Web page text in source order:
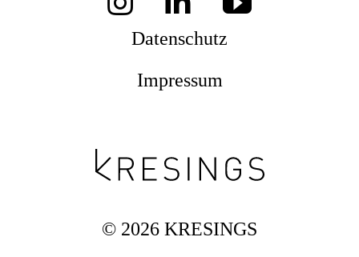
Datenschutz
Impressum
© 2026 KRESINGS